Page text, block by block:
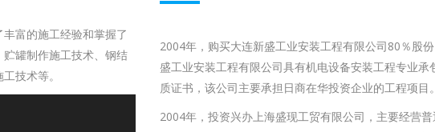
富的施工经验和掌握了
罐制作施工技术、钢结
技术等。
2004年，购买大连新盛工业安装工程有限公司80％股
盛工业安装工程有限公司具有机电设备安装工程专业承
质证书，该公司主要承担日商在华投资企业的工程项目。
2004年，投资兴办上海盛现工贸有限公司，主要经营